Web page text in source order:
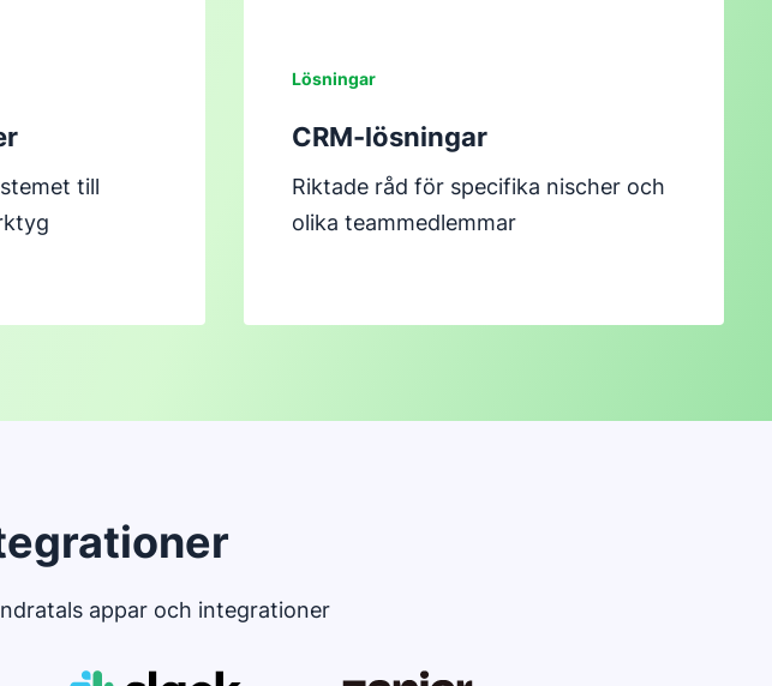
till
Lösningar
CRM-lösningar
Riktade råd för specifika nischer och
olika teammedlemmar
appar och integrationer